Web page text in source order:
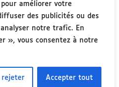
améliorer votre
des publicités ou des
notre trafic. En
», vous consentez à notre
rejeter Accepter tout
Handicap & de